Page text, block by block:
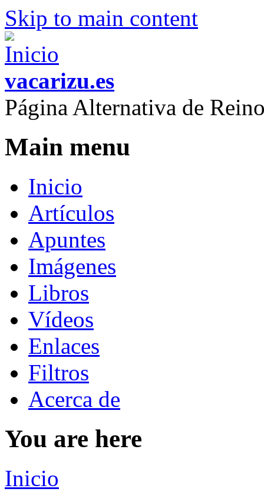
Skip to main content
vacarizu.es
Página Alternativa de
Main menu
Inicio
Artículos
Apuntes
Imágenes
Libros
Vídeos
Enlaces
Filtros
Acerca de
You are here
Inicio